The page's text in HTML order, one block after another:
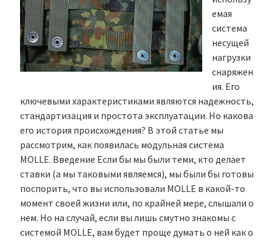
емая
система
несущей
нагрузки
снаряжен
ия. Его
ключевыми характеристиками являются надежность,
стандартизация и простота эксплуатации. Но какова
его история происхождения? В этой статье мы
рассмотрим, как появилась модульная система
MOLLE. Введение Если бы мы были теми, кто делает
ставки (а мы таковыми являемся), мы были бы готовы
поспорить, что вы использовали MOLLE в какой-то
момент своей жизни или, по крайней мере, слышали о
нем. Но на случай, если вы лишь смутно знакомы с
системой MOLLE, вам будет проще думать о ней как о